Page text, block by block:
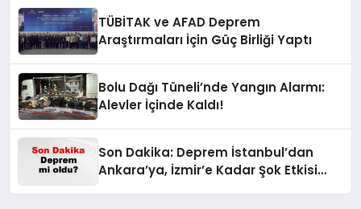
TÜBİTAK ve AFAD Deprem
Araştırmaları İçin Güç Birliği Yaptı
Bolu Dağı Tüneli’nde Yangın Alarmı:
Alevler İçinde Kaldı!
Son Dakika: Deprem İstanbul’dan
Ankara’ya, İzmir’e Kadar Şok Etkisi